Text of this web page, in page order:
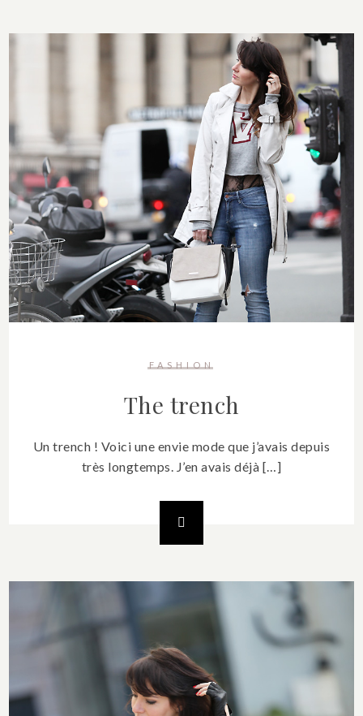
FASHION
The trench
Un trench ! Voici une envie mode que j’avais depuis
très longtemps. J’en avais déjà […]